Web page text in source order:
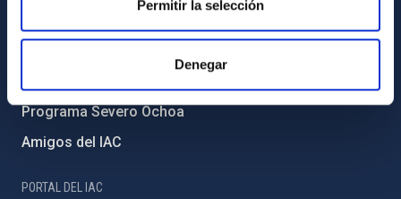
Permitir la selección
Denegar
Programa Severo Ochoa
Amigos del IAC
PORTAL DEL IAC